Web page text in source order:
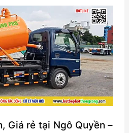
Giá rẻ tại Ngô Quyền –